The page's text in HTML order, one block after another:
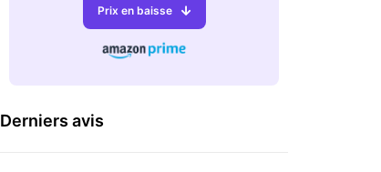
Prix en baisse
Derniers avis